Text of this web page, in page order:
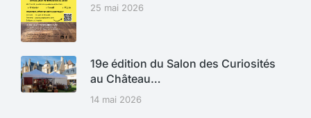
25 mai 2026
19e édition du Salon des Curiosités
au Château…
14 mai 2026